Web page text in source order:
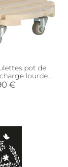
pot de
lourde
€